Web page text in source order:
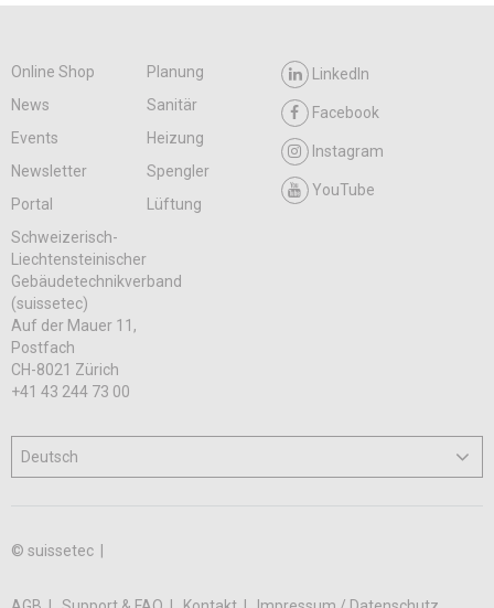
Online Shop
Planung
News
Sanitär
Events
Heizung
Newsletter
Spengler
Portal
Lüftung
LinkedIn
Facebook
Instagram
YouTube
Schweizerisch-
Liechtensteinischer
Gebäudetechnikverband
(suissetec)
Auf der Mauer 11,
Postfach
CH-8021 Zürich
+41 43 244 73 00
© suissetec |